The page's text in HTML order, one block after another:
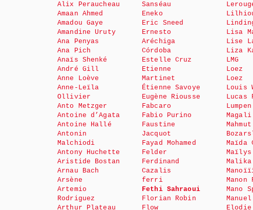
Alix Peraucheau
Amaan Ahmed
Amadou Gaye
Amandine Uruty
Ana Penyas
Ana Pich
Anaïs Shenké
André Gill
Anne Loève
Anne-Leïla
Ollivier
Anto Metzger
Antoine d’Agata
Antoine Hallé
Antonin
Malchiodi
Antony Huchette
Aristide Bostan
Arnau Bach
Arsène
Artemio
Rodriguez
Arthur Plateau
Sanséau
Eneko
Eric Sneed
Ernesto
Aréchiga
Córdoba
Estelle Cruz
Etienne
Martinet
Étienne Savoye
Eugène Riousse
Fabcaro
Fabio Purino
Faustine
Jacquot
Fayad Mohamed
Felder
Ferdinand
Cazalis
ferri
Fethi Sahraoui
Florian Robin
Flow
Lisa
Lise
Liza
LMG
Loez
Loez
Louis
Lucas
Lumpen
Mahmut
Maïda
Malika
Manon
Mano
Elodie